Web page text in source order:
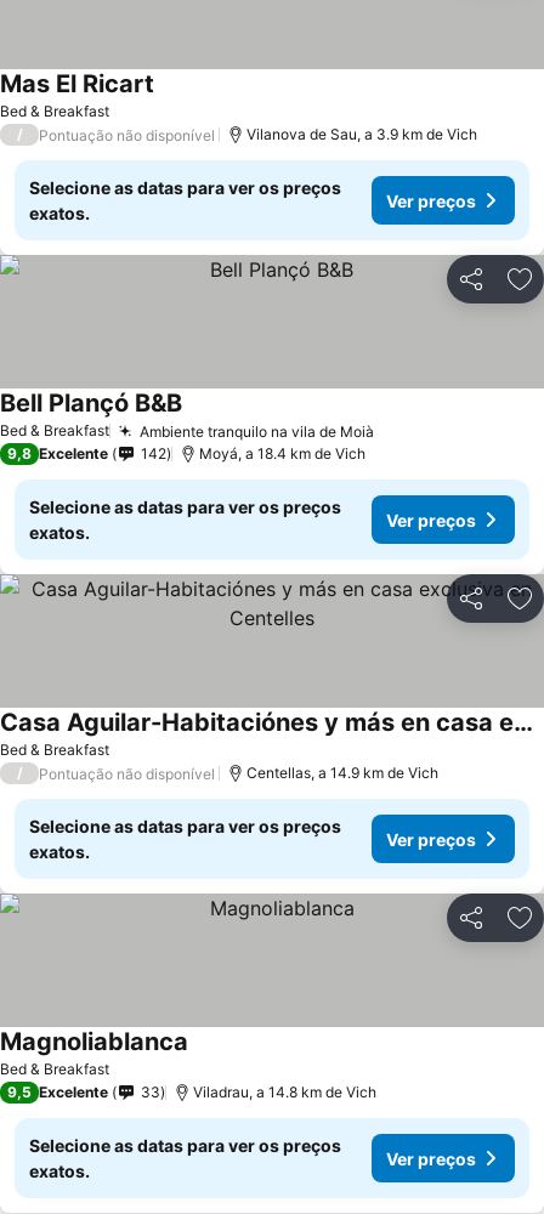
Bed & Breakfast
Mas El Ricart
/ Pontuação não disponível Vilanova de Sau, a 3.9 km de Vich
Selecione as datas para ver os preços
exatos.
Ver preços
Partilhar
Bed & Breakfast Ambiente tranquilo na vila de Moià
Bell Plançó B&B
9,8 Excelente 142 Moyá, a 18.4 km de Vich
Selecione as datas para ver os preços
exatos.
Ver preços
Partilhar
Bed & Breakfast
Casa Aguilar-Habitaciónes y más en casa exclusiva en Centelles
/ Pontuação não disponível Centellas, a 14.9 km de Vich
Selecione as datas para ver os preços
exatos.
Ver preços
Partilhar
Bed & Breakfast
Magnoliablanca
9,5 Excelente 33 Viladrau, a 14.8 km de Vich
Selecione as datas para ver os preços
exatos.
Ver preços